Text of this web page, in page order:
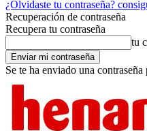
¿Olvidaste tu contraseña?
Recuperación de contraseña
Recupera tu contraseña
tu
Se te ha enviado una